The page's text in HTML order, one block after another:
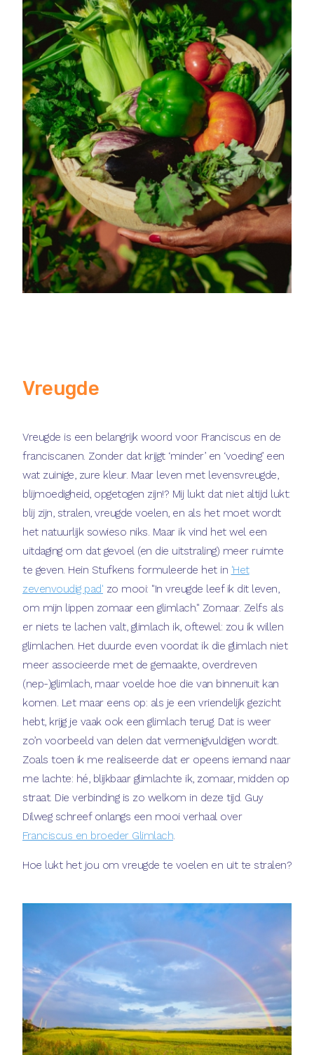
Vreugde
Vreugde is een belangrijk woord voor Franciscus en de
franciscanen. Zonder dat krijgt ‘minder’ en ‘voeding’ een
wat zuinige, zure kleur. Maar leven met levensvreugde,
blijmoedigheid, opgetogen zijn!? Mij lukt dat niet altijd lukt:
blij zijn, stralen, vreugde voelen, en als het moet wordt
het natuurlijk sowieso niks. Maar ik vind het wel een
uitdaging om dat gevoel (en die uitstraling) meer ruimte
te geven. Hein Stufkens formuleerde het in 'Het
zevenvoudig pad' zo mooi: "In vreugde leef ik dit leven,
om mijn lippen zomaar een glimlach." Zomaar. Zelfs als
er niets te lachen valt, glimlach ik, oftewel: zou ik willen
glimlachen. Het duurde even voordat ik die glimlach niet
meer associeerde met de gemaakte, overdreven
(nep-)glimlach, maar voelde hoe die van binnenuit kan
komen. Let maar eens op: als je een vriendelijk gezicht
hebt, krijg je vaak ook een glimlach terug. Dat is weer
zo’n voorbeeld van delen dat vermenigvuldigen wordt.
Zoals toen ik me realiseerde dat er opeens iemand naar
me lachte: hé, blijkbaar glimlachte ik, zomaar, midden op
straat. Die verbinding is zo welkom in deze tijd. Guy
Dilweg schreef onlangs een mooi verhaal over
Franciscus en broeder Glimlach.
Hoe lukt het jou om vreugde te voelen en uit te stralen?